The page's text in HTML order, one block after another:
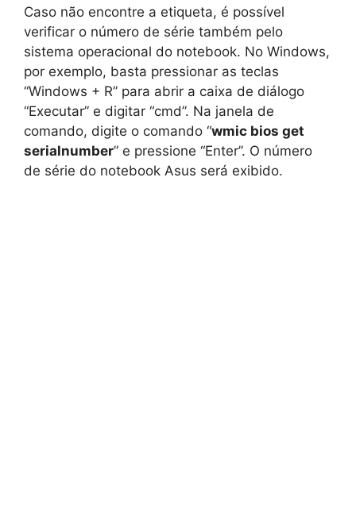
Caso não encontre a etiqueta, é possível
verificar o número de série também pelo
sistema operacional do notebook. No Windows,
por exemplo, basta pressionar as teclas
“Windows + R” para abrir a caixa de diálogo
“Executar” e digitar “cmd”. Na janela de
comando, digite o comando “wmic bios get
serialnumber” e pressione “Enter”. O número
de série do notebook Asus será exibido.